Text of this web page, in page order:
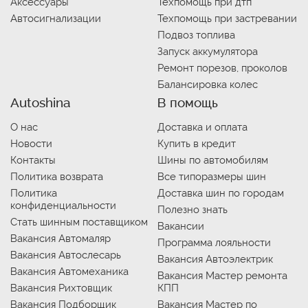
Автосигнализации
Техпомощь при застревании
Подвоз топлива
Запуск аккумулятора
Ремонт порезов, проколов
Балансировка колес
Autoshina
О нас
Новости
Контакты
Политика возврата
Политика
конфиденциальности
Стать шинным поставщиком
Вакансия Автомаляр
Вакансия Автослесарь
Вакансия Автомеханика
Вакансия Рихтовщик
Вакансия Подборщик
В помощь
Доставка и оплата
Купить в кредит
Шины по автомобилям
Все типоразмеры шин
Доставка шин по городам
Полезно знать
Вакансии
Программа лояльности
Вакансия Автоэлектрик
Вакансия Мастер ремонта
КПП
Вакансия Мастер по